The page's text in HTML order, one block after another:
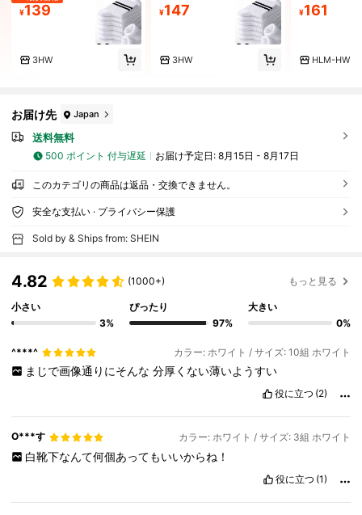
¥139
3HW
¥147
3HW
¥161
HLM-HW
お届け先 Japan
送料無料
500 ポイント 付与遅延 お届け予定日: 8月15日 - 8月17日
このカテゴリの商品は返品・交換できません。
安全な支払い · プライバシー保護
Sold by & Ships from: SHEIN
4.82 (1000+) もっと見る
小さい
3%
ぴったり
97%
大きい
0%
^***^ カラー: ホワイト / サイズ: 10組 ホワイト
まじで画像通りにそんな 分厚くない薄いようすい
役に立つ (2)
O***す カラー: ホワイト / サイズ: 3組 ホワイト
白靴下なんて何個あってもいいからね！
役に立つ (1)